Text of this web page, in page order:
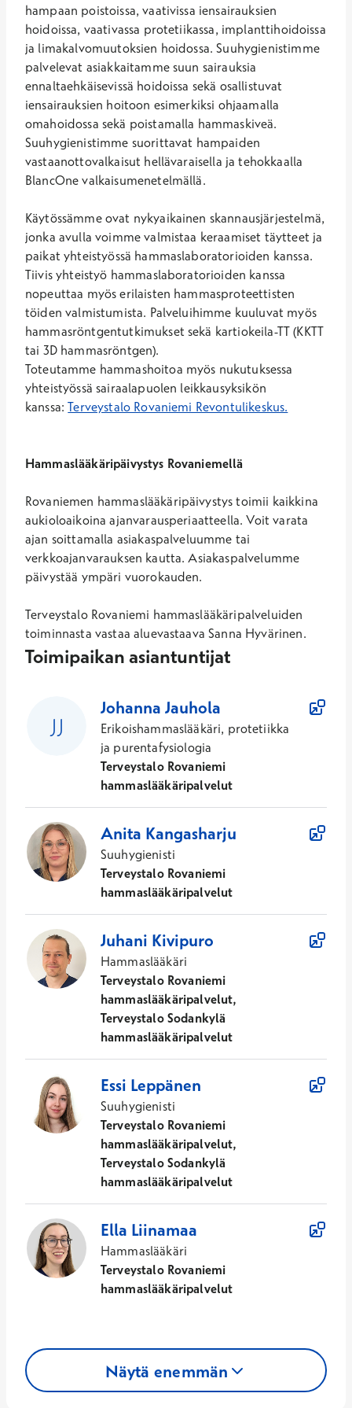
hampaan poistoissa, vaativissa iensairauksien
hoidoissa, vaativassa protetiikassa, implanttihoidoissa
ja limakalvomuutoksien hoidossa. Suuhygienistimme
palvelevat asiakkaitamme suun sairauksia
ennaltaehkäisevissä hoidoissa sekä osallistuvat
iensairauksien hoitoon esimerkiksi ohjaamalla
omahoidossa sekä poistamalla hammaskiveä.
Suuhygienistimme suorittavat hampaiden
vastaanottovalkaisut hellävaraisella ja tehokkaalla
BlancOne valkaisumenetelmällä.
Käytössämme ovat nykyaikainen skannausjärjestelmä,
jonka avulla voimme valmistaa keraamiset täytteet ja
paikat yhteistyössä hammaslaboratorioiden kanssa.
Tiivis yhteistyö hammaslaboratorioiden kanssa
nopeuttaa myös erilaisten hammasproteettisten
töiden valmistumista. Palveluihimme kuuluvat myös
hammasröntgentutkimukset sekä kartiokeila-TT (KKTT
tai 3D hammasröntgen).
Toteutamme hammashoitoa myös nukutuksessa
yhteistyössä sairaalapuolen leikkausyksikön
kanssa:Terveystalo Rovaniemi Revontulikeskus.
Hammaslääkäripäivystys Rovaniemellä
Rovaniemen hammaslääkäripäivystys toimii kaikkina
aukioloaikoina ajanvarausperiaatteella. Voit varata
ajan soittamalla asiakaspalveluumme tai
verkkoajanvarauksen kautta. Asiakaspalvelumme
päivystää ympäri vuorokauden.
Terveystalo Rovaniemi hammaslääkäripalveluiden
toiminnasta vastaa aluevastaava Sanna Hyvärinen.
Toimipaikan asiantuntijat
Johanna Jauhola
Erikoishammaslääkäri, protetiikka
ja purentafysiologia
Terveystalo Rovaniemi
hammaslääkäripalvelut
Anita Kangasharju
Suuhygienisti
Terveystalo Rovaniemi
hammaslääkäripalvelut
Juhani Kivipuro
Hammaslääkäri
Terveystalo Rovaniemi
hammaslääkäripalvelut,
Terveystalo Sodankylä
hammaslääkäripalvelut
Essi Leppänen
Suuhygienisti
Terveystalo Rovaniemi
hammaslääkäripalvelut,
Terveystalo Sodankylä
hammaslääkäripalvelut
Ella Liinamaa
Hammaslääkäri
Terveystalo Rovaniemi
hammaslääkäripalvelut
Näytä enemmän